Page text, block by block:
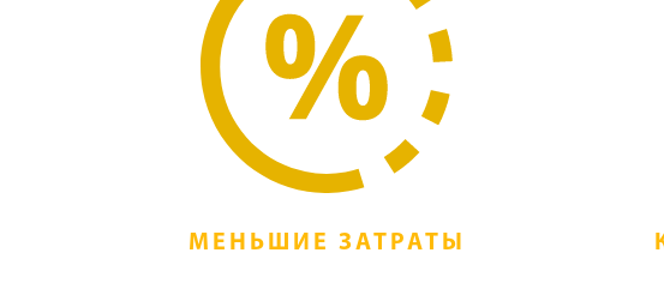
МЕНЬШИЕ ЗАТРАТЫ